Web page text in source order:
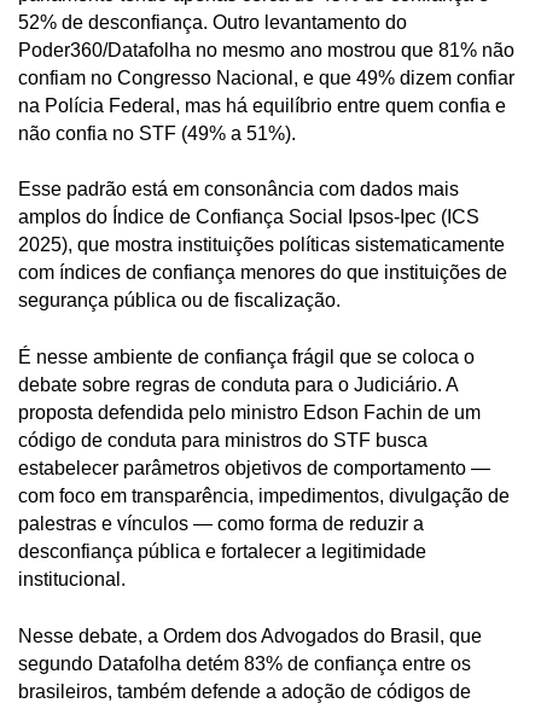
52% de desconfiança. Outro levantamento do
Poder360/Datafolha no mesmo ano mostrou que 81% não
confiam no Congresso Nacional, e que 49% dizem confiar
na Polícia Federal, mas há equilíbrio entre quem confia e
não confia no STF (49% a 51%).
Esse padrão está em consonância com dados mais
amplos do Índice de Confiança Social Ipsos-Ipec (ICS
2025), que mostra instituições políticas sistematicamente
com índices de confiança menores do que instituições de
segurança pública ou de fiscalização.
É nesse ambiente de confiança frágil que se coloca o
debate sobre regras de conduta para o Judiciário. A
proposta defendida pelo ministro Edson Fachin de um
código de conduta para ministros do STF busca
estabelecer parâmetros objetivos de comportamento —
com foco em transparência, impedimentos, divulgação de
palestras e vínculos — como forma de reduzir a
desconfiança pública e fortalecer a legitimidade
institucional.
Nesse debate, a Ordem dos Advogados do Brasil, que
segundo Datafolha detém 83% de confiança entre os
brasileiros, também defende a adoção de códigos de